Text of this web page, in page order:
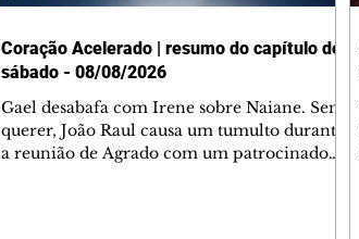
Coração Acelerado | resumo do capítulo de
sábado - 08/08/2026
Gael desabafa com Irene sobre Naiane. Sem
querer, João Raul causa um tumulto durante
a reunião de Agrado com um patrocinador.